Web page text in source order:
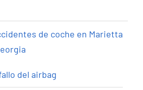
de coche en Marietta
del airbag